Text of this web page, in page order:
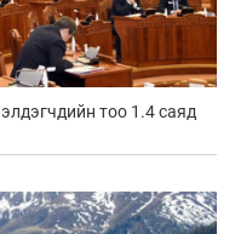
тоо 1.4 саяд